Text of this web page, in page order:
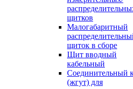
щитков
Малогабаритный
щиток в сборе
Щит вводный
кабельный
Соединительный
(жгут) для